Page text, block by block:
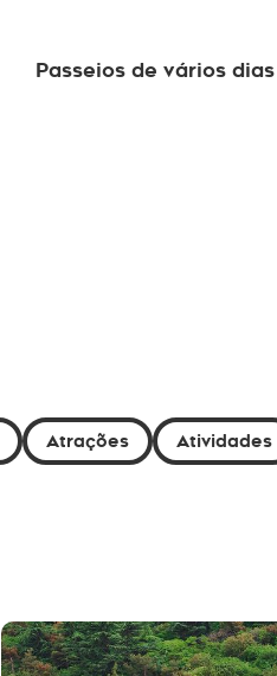
Passeios de vários dias
Atrações Atividades